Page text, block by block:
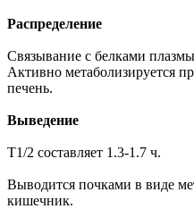
Распределение
Связывание с белками
Активно метаболизируется
печень.
Выведение
T1/2 составляет 1.3-1.7 ч.
Выводится почками в виде
кишечник.